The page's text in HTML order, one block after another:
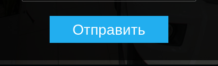
Отправить